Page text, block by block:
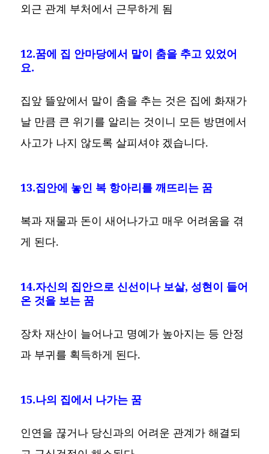
외근 관계 부처에서 근무하게 됨
12.꿈에 집 안마당에서 말이 춤을 추고 있었어
요.
집앞 뜰앞에서 말이 춤을 추는 것은 집에 화재가
날 만큼 큰 위기를 알리는 것이니 모든 방면에서
사고가 나지 않도록 살피셔야 겠습니다.
13.집안에 놓인 복 항아리를 깨뜨리는 꿈
복과 재물과 돈이 새어나가고 매우 어려움을 겪
게 된다.
14.자신의 집안으로 신선이나 보살, 성현이 들어
온 것을 보는 꿈
장차 재산이 늘어나고 명예가 높아지는 등 안정
과 부귀를 획득하게 된다.
15.나의 집에서 나가는 꿈
인연을 끊거나 당신과의 어려운 관계가 해결되